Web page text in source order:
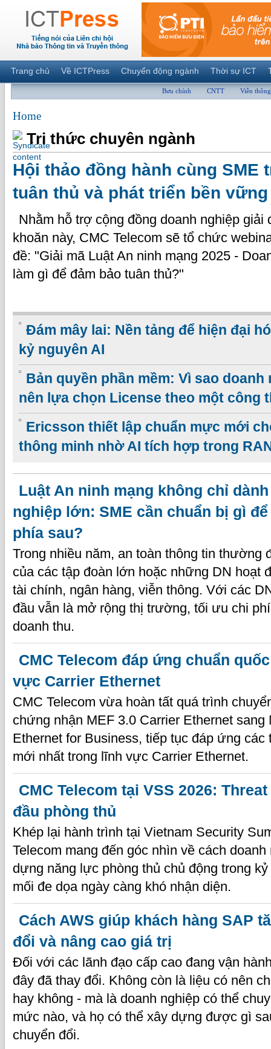
Trang chủ Về ICTPress Chuyển động ngành Thời sự ICT
Bưu chính CNTT Viễn thông
Home
Tri thức chuyên ngành
Hội thảo đồng hành cùng SME
tuân thủ và phát triển bền vững
Nhằm hỗ trợ cộng đồng doanh nghiệp giải
khoăn này, CMC Telecom sẽ tổ chức
đề: "Giải mã Luật An ninh mạng 2025 -
làm gì để đảm bảo tuân thủ?"
Đám mây lai: Nền tảng để hiện đại
kỷ nguyên AI
Bản quyền phần mềm: Vì sao doanh
nên lựa chọn License theo một công
Ericsson thiết lập chuẩn mực mới
thông minh nhờ AI tích hợp trong
Luật An ninh mạng không chỉ
nghiệp lớn: SME cần chuẩn bị gì
phía sau?
Trong nhiều năm, an toàn thông tin thường
của các tập đoàn lớn hoặc những DN hoạt
tài chính, ngân hàng, viễn thông. Với các
đầu vẫn là mở rộng thị trường, tối ưu chi
doanh thu.
CMC Telecom đáp ứng chuẩn
vực Carrier Ethernet
CMC Telecom vừa hoàn tất quá trình
chứng nhận MEF 3.0 Carrier Ethernet sang
Ethernet for Business, tiếp tục đáp ứng các
mới nhất trong lĩnh vực Carrier Ethernet.
CMC Telecom tại VSS 2026:
đầu phòng thủ
Khép lại hành trình tại Vietnam Security
Telecom mang đến góc nhìn về cách
dựng năng lực phòng thủ chủ động trong
mối đe dọa ngày càng khó nhận diện.
Cách AWS giúp khách hàng SAP
đổi và nâng cao giá trị
Đối với các lãnh đạo cấp cao đang vận
đây đã thay đổi. Không còn là liệu có nên
hay không - mà là doanh nghiệp có thể
mức nào, và họ có thể xây dựng được gì
chuyển đổi.